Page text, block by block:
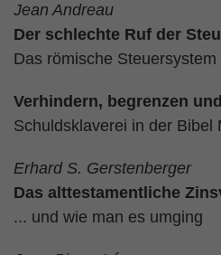
Jean Andreau
Der schlechte Ruf der
Das römische Steuersystem
Verhindern, begrenzen
Schuldsklaverei in der Bibel
Erhard S. Gerstenberger
Das alttestamentliche
... und wie man es umging